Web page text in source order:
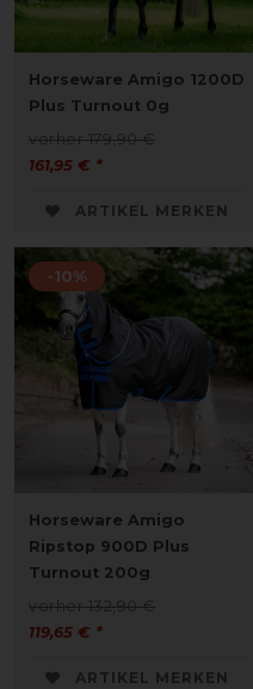
Horseware Amigo 1200D
Plus Turnout 0g
vorher 179,90 €
161,95 € *
ARTIKEL MERKEN
-10%
Horseware Amigo
Ripstop 900D Plus
Turnout 200g
vorher 132,90 €
119,65 € *
ARTIKEL MERKEN